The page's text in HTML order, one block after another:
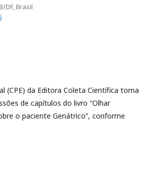
DF, Brasil
(CPE) da Editora Coleta Científica torna
de capítulos do livro “Olhar
o paciente Geriátrico”, conforme